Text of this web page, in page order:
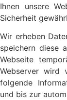
Ihnen unsere
Sicherheit
Wir erheben
speichern diese
Webseite
Webserver wird
folgende
und bis zur